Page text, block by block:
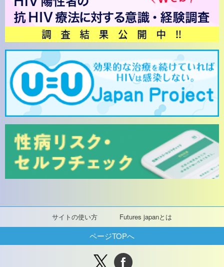
サイトの使い方 Futures japanとは
ページTOPへ